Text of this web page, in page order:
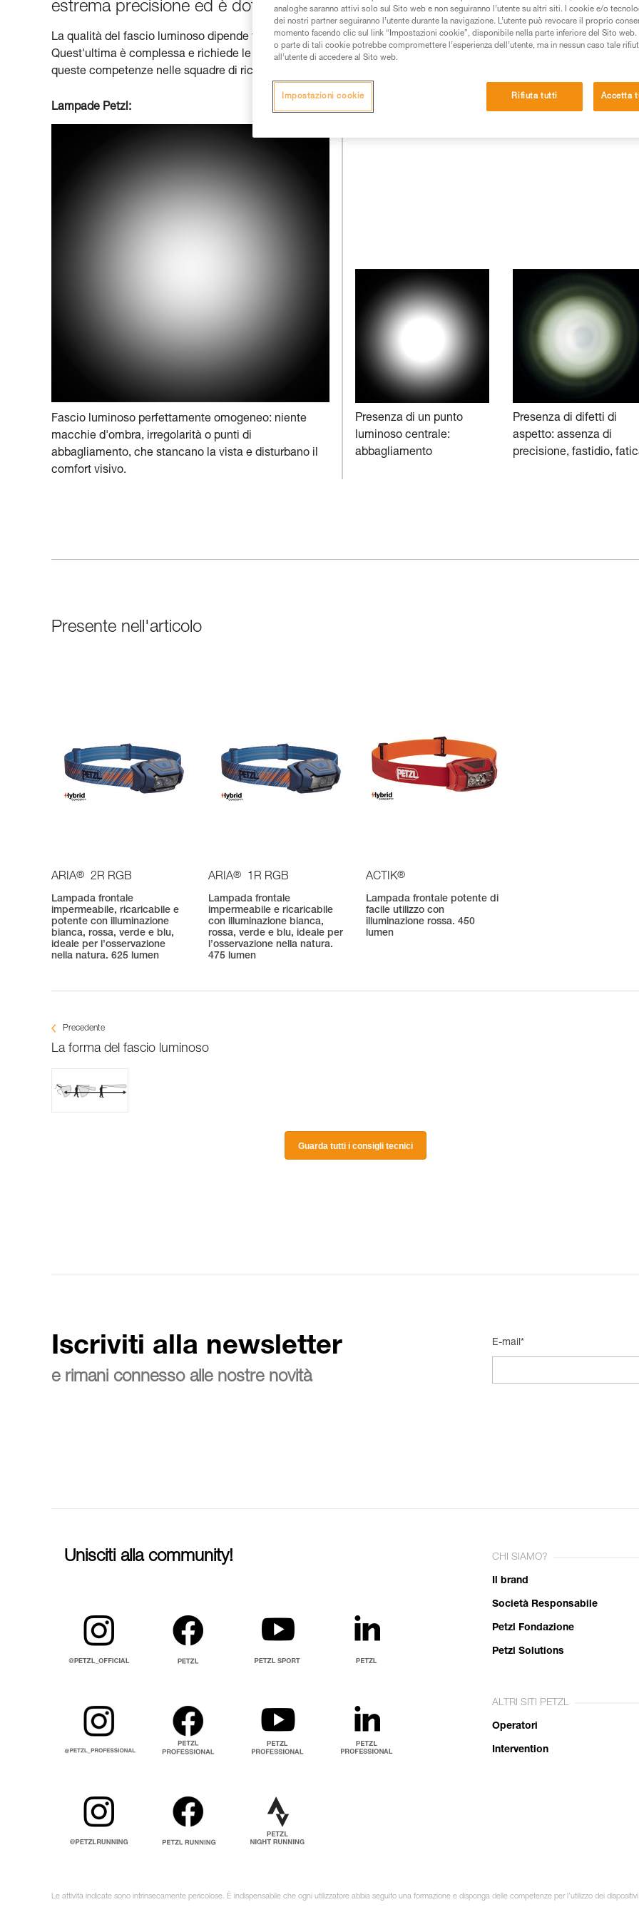
estrema precisione ed è dotata di componenti di eccellente qualità.
La qualità del fascio luminoso dipende totalmente da quella dei led e dal lavoro realizzato sull'ottica utilizzata.
Quest'ultima è complessa e richiede le conoscenze di un ingegnere ottico. Petzl ha scelto da tempo di integrare
queste competenze nelle squadre di ricerca, lavorando anche in stretta collaborazione con laboratori esterni.
Lampade Petzl:
Fascio luminoso perfettamente omogeneo: niente
macchie d'ombra, irregolarità o punti di
abbagliamento, che stancano la vista e disturbano il
comfort visivo.
I fasci luminosi di altre lampade:
Presenza di un punto
luminoso centrale:
abbagliamento
Presenza di difetti di
aspetto: assenza di
precisione, fastidio,
Presente nell'articolo
ARIA® 2R RGB
Lampada frontale
impermeabile, ricaricabile e
potente con illuminazione
bianca, rossa, verde e blu,
ideale per l’osservazione
nella natura. 625 lumen
ARIA® 1R RGB
Lampada frontale
impermeabile e ricaricabile
con illuminazione bianca,
rossa, verde e blu, ideale per
l’osservazione nella natura.
475 lumen
ACTIK®
Lampada frontale potente di
facile utilizzo con
illuminazione rossa. 450
lumen
Precedente
La forma del fascio luminoso
Guarda tutti i consigli tecnici
Iscriviti alla newsletter
e rimani connesso alle nostre novità
E-mail*
Unisciti alla community! CHI SIAMO?
Il brand
Società Responsabile
Petzl Fondazione
Petzl Solutions
ALTRI SITI PETZL
Operatori
Intervention
Le attività indicate sono intrinsecamente pericolose. È indispensabile che ogni utilizzatore abbia seguito una formazione e disponga delle competenze per l’utilizzo dei
analoghe saranno attivi solo sul Sito web e non seguiranno l’utente su altri siti. I cookie e/o
dei nostri partner seguiranno l’utente durante la navigazione. L’utente può revocare il proprio
momento facendo clic sul link “Impostazioni cookie”, disponibile nella parte inferiore del Sito
o parte di tali cookie potrebbe compromettere l’esperienza dell’utente, ma in nessun caso tale
all’utente di accedere al Sito web.
Rifiuta tutti Accetta
Impostazioni cookie